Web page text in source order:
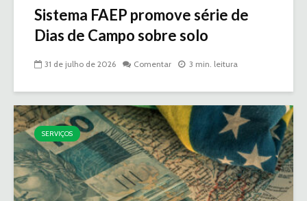
Sistema FAEP promove série de
Dias de Campo sobre solo
31 de julho de 2026 Comentar 3 min. leitura
SERVIÇOS